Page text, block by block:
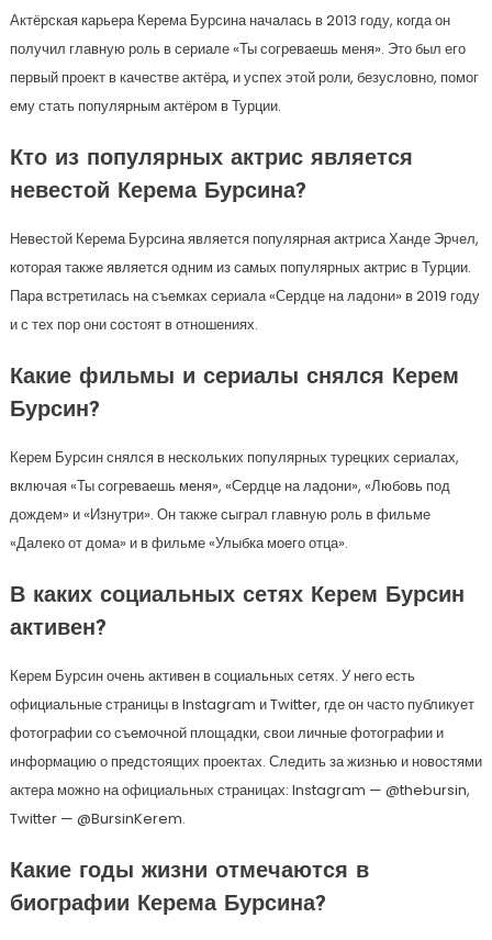
Актёрская карьера Керема Бурсина началась в 2013 году, когда он
получил главную роль в сериале «Ты согреваешь меня». Это был его
первый проект в качестве актёра, и успех этой роли, безусловно, помог
ему стать популярным актёром в Турции.
Кто из популярных актрис является
невестой Керема Бурсина?
Невестой Керема Бурсина является популярная актриса Ханде Эрчел,
которая также является одним из самых популярных актрис в Турции.
Пара встретилась на съемках сериала «Сердце на ладони» в 2019 году
и с тех пор они состоят в отношениях.
Какие фильмы и сериалы снялся Керем
Бурсин?
Керем Бурсин снялся в нескольких популярных турецких сериалах,
включая «Ты согреваешь меня», «Сердце на ладони», «Любовь под
дождем» и «Изнутри». Он также сыграл главную роль в фильме
«Далеко от дома» и в фильме «Улыбка моего отца».
В каких социальных сетях Керем Бурсин
активен?
Керем Бурсин очень активен в социальных сетях. У него есть
официальные страницы в Instagram и Twitter, где он часто публикует
фотографии со съемочной площадки, свои личные фотографии и
информацию о предстоящих проектах. Следить за жизнью и новостями
актера можно на официальных страницах: Instagram — @thebursin,
Twitter — @BursinKerem.
Какие годы жизни отмечаются в
биографии Керема Бурсина?